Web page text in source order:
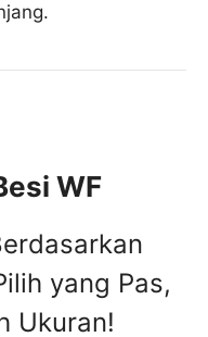
WF
yang Pas,
Ukuran!